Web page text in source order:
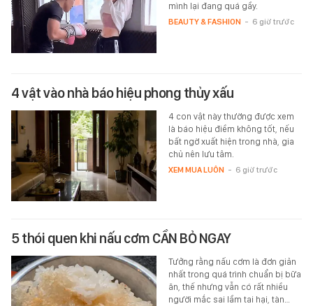
mình lại đang quá gầy.
BEAUTY & FASHION - 6 giờ trước
4 vật vào nhà báo hiệu phong thủy xấu
4 con vật này thường được xem
là báo hiệu điềm không tốt, nếu
bất ngờ xuất hiện trong nhà, gia
chủ nên lưu tâm.
XEM MUA LUÔN - 6 giờ trước
5 thói quen khi nấu cơm CẦN BỎ NGAY
Tưởng rằng nấu cơm là đơn giản
nhất trong quá trình chuẩn bị bữa
ăn, thế nhưng vẫn có rất nhiều
người mắc sai lầm tai hại, tàn…